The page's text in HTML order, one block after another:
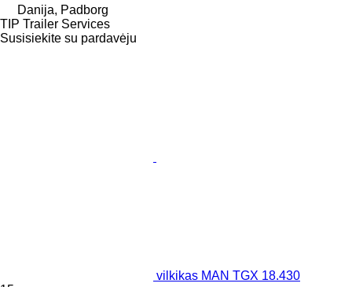
Danija, Padborg
TIP Trailer Services
Susisiekite su pardavėju
vilkikas MAN TGX 18.430